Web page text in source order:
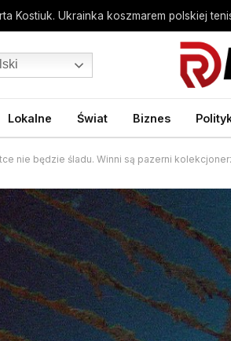
Lokalne Świat Biznes
nie będzie śladu. Winni są pazerni